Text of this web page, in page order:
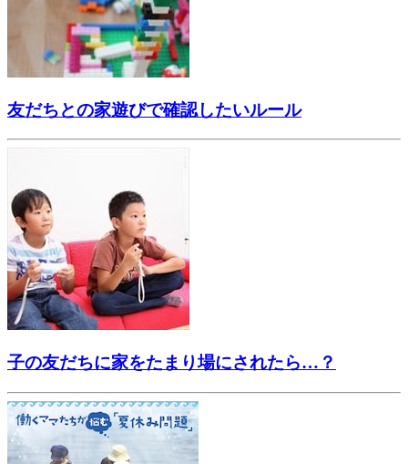
友だちとの家遊びで確認したいルール
子の友だちに家をたまり場にされたら…？